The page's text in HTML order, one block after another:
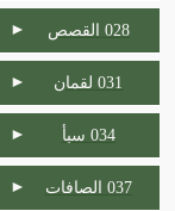
028 القصص ►
031 لقمان ►
034 سبأ ►
037 الصافات ►